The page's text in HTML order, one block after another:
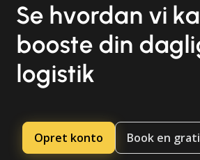
Se hvordan vi
booste din
logistik
Opret konto Book en